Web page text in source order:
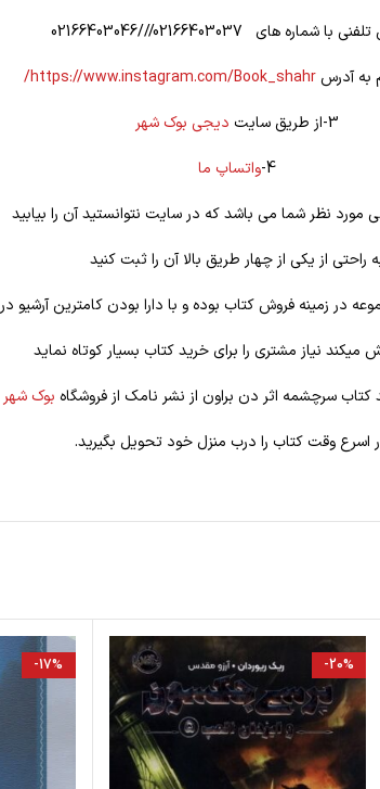
https://www.instagram.com/Book_shahr/
3-از طریق سایت
دیجی بوک شهر
4- واتساپ ما
مورد نظر شما می باشد که در سایت نتوانستید آن را بیابید
راحتی از یکی از چهار طریق بالا آن را ثبت کنید
در زمینه فروش کتاب بوده و با دارا بودن کامترین آرشیو
میکند نیاز مشتری را برای خرید کتاب بسیار کوتاه نماید
کتاب سرچشمه اثر دن براون از نشر نامک از فروشگاه بوک شهر
اسرع وقت کتاب را درب منزل خود تحویل بگیرید.
-20%
-17%